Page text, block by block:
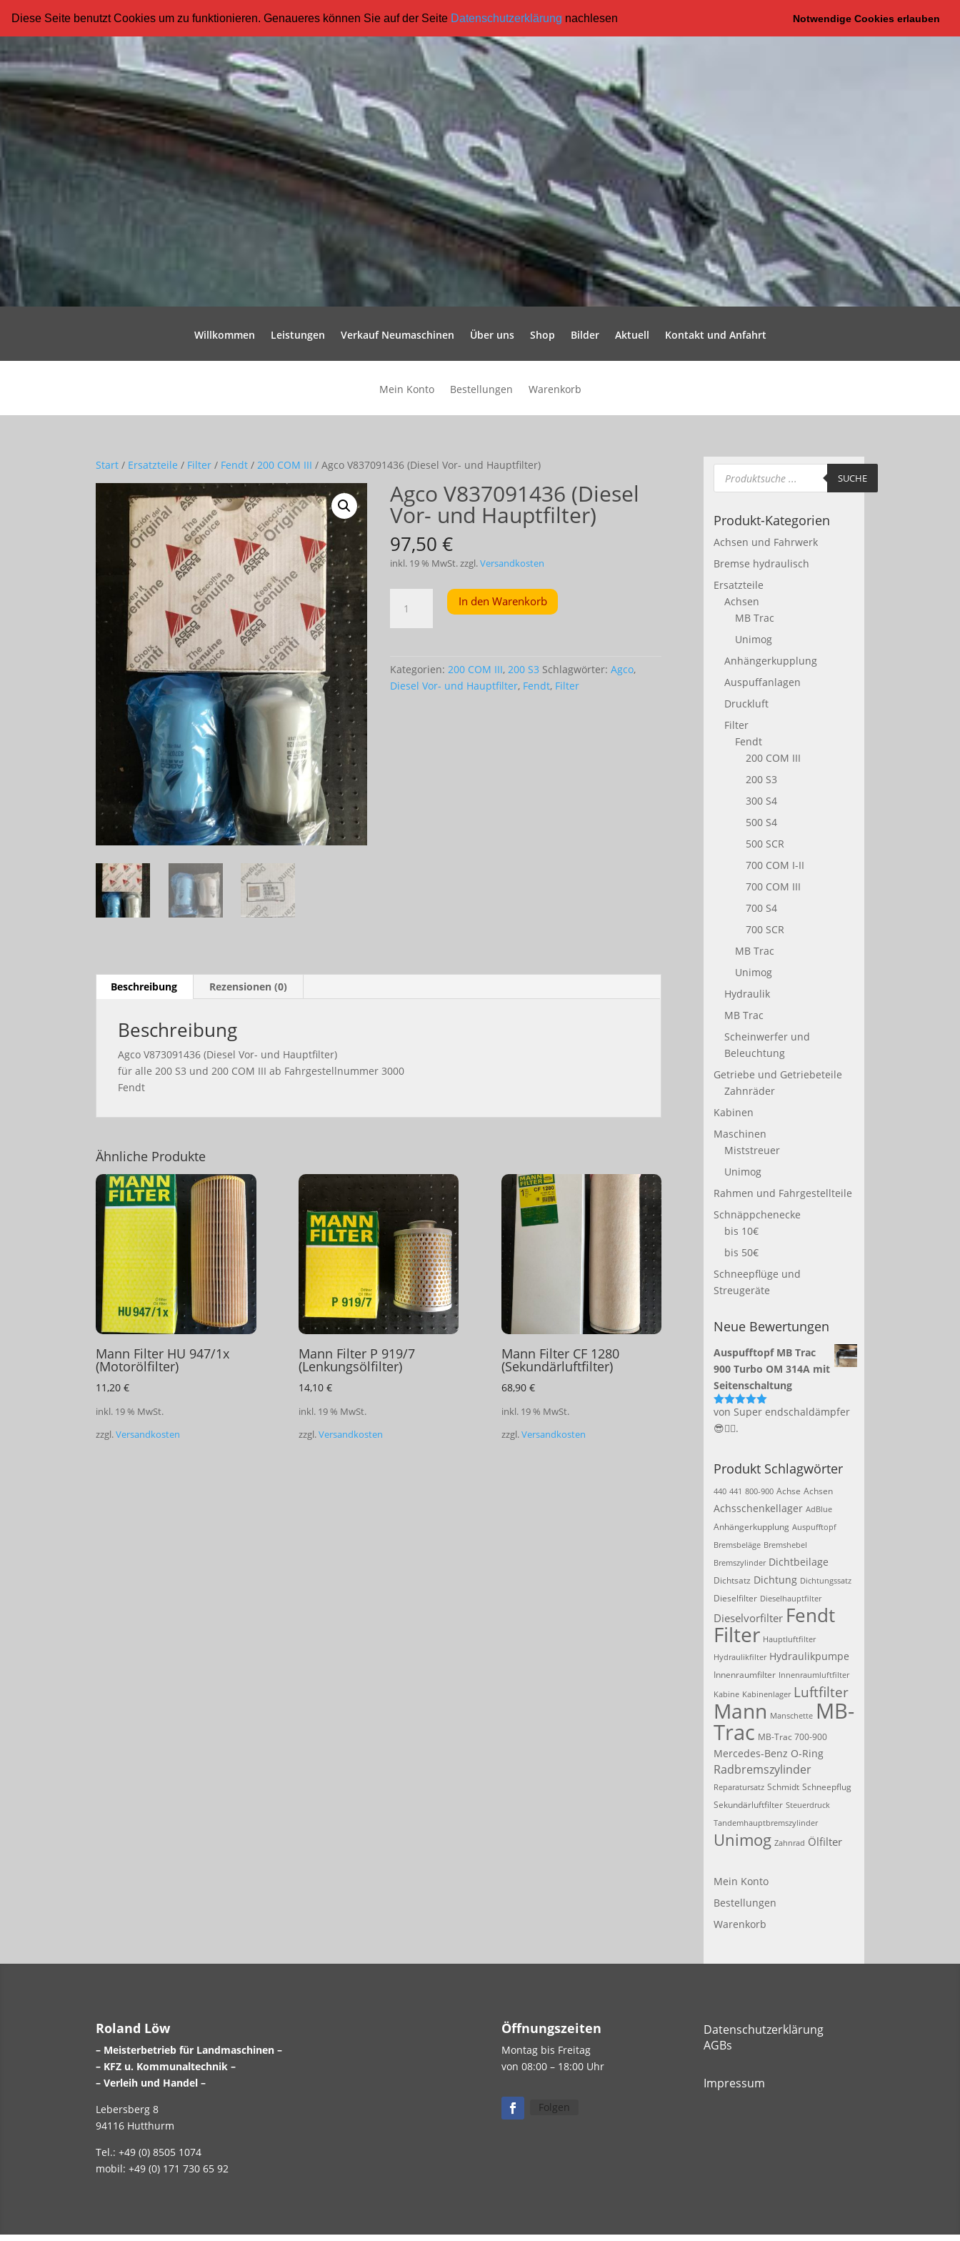
Diese Seite benutzt Cookies um zu funktionieren. Genaueres können Sie auf der Seite Datenschutzerklärung nachlesen Notwendige Cookies erlauben
Willkommen Leistungen Verkauf Neumaschinen Über uns Shop Bilder Aktuell Kontakt und Anfahrt
Mein Konto Bestellungen Warenkorb
Start / Ersatzteile / Filter / Fendt /200 COM III / Agco V837091436 (Diesel Vor- und Hauptfilter)
Agco V837091436 (Diesel
Vor- und Hauptfilter)
97,50€
inkl. 19 % MwSt.zzgl.Versandkosten
V837091436
(Diesel
Hauptfilter)
In den Warenkorb
Kategorien:200 COM III,200 S3 Schlagwörter:Agco,
Diesel Vor- und Hauptfilter, Fendt, Filter
Beschreibung Rezensionen (0)
Beschreibung
Agco V873091436 (Diesel Vor- und Hauptfilter)
für alle 200 S3 und 200 COM III ab Fahrgestellnummer 3000
Fendt
Ähnliche Produkte
Mann Filter HU 947/1x
(Motorölfilter)
11,20€
inkl. 19 % MwSt.
zzgl.Versandkosten
Mann Filter P 919/7
(Lenkungsölfilter)
14,10 €
inkl. 19 % MwSt.
zzgl.Versandkosten
Mann Filter CF 1280
(Sekundärluftfilter)
68,90 €
inkl. 19 % MwSt.
zzgl.Versandkosten
Products
search SUCHE
Produkt-Kategorien
Achsen und Fahrwerk
Bremse hydraulisch
Ersatzteile
Achsen
MB Trac
Unimog
Anhängerkupplung
Auspuffanlagen
Druckluft
Filter
Fendt
200 COM III
200 S3
300 S4
500 S4
500 SCR
700 COM I-II
700 COM III
700 S4
700 SCR
MB Trac
Unimog
Hydraulik
MB Trac
Scheinwerfer und
Beleuchtung
Getriebe und Getriebeteile
Zahnräder
Kabinen
Maschinen
Miststreuer
Unimog
Rahmen und Fahrgestellteile
Schnäppchenecke
bis 10€
bis 50€
Schneepflüge und
Streugeräte
Neue Bewertungen
Auspufftopf MB Trac
900 Turbo OM 314A mit
Seitenschaltung
Bewertet
mit5
von Super endschaldämpfer
😎👍🏻.
Produkt Schlagwörter
440 441 800-900 Achse Achsen
Achsschenkellager AdBlue
Anhängerkupplung Auspufftopf
Bremsbeläge Bremshebel
Bremszylinder Dichtbeilage
Dichtsatz Dichtung Dichtungssatz
Dieselfilter Dieselhauptfilter
Dieselvorfilter Fendt
Filter Hauptluftfilter
Hydraulikfilter Hydraulikpumpe
Innenraumfilter Innenraumluftfilter
Kabine Kabinenlager Luftfilter
Mann Manschette MB-
Trac MB-Trac 700-900
Mercedes-Benz O-Ring
Radbremszylinder
Reparatursatz Schmidt Schneepflug
Sekundärluftfilter Steuerdruck
Tandemhauptbremszylinder
Unimog Zahnrad Ölfilter
Mein Konto
Bestellungen
Warenkorb
Roland Löw
– Meisterbetrieb für Landmaschinen –
– KFZ u. Kommunaltechnik –
– Verleih und Handel –
Lebersberg 8
94116 Hutthurm
Tel.: +49 (0) 8505 1074
mobil: +49 (0) 171 730 65 92
Öffnungszeiten
Montag bis Freitag
von 08:00 – 18:00 Uhr
Folgen
Datenschutzerklärung
AGBs
Impressum